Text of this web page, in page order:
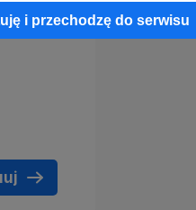
i przechodzę do serwisu